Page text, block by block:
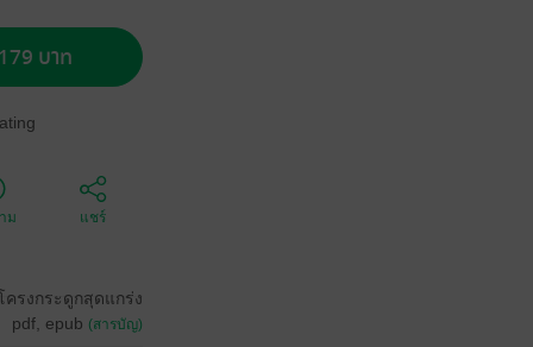
บาท
ม แชร์
รงกระดูกสุดแกร่ง
pdf, epub (สารบัญ)